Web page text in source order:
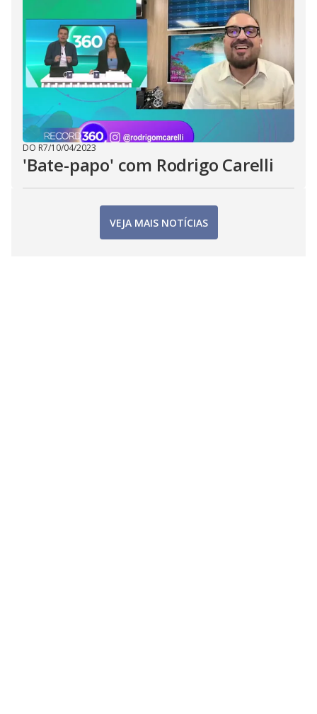
DO R7/10/04/2023
'Bate-papo' com Rodrigo Carelli
VEJA MAIS NOTÍCIAS